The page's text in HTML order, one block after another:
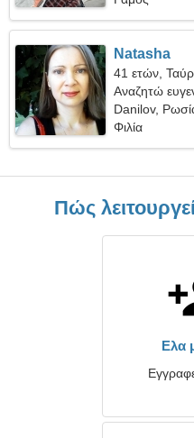
Natasha
41 ετών,
Αναζητώ
Danilov,
Φιλία
Πώς
Ελα